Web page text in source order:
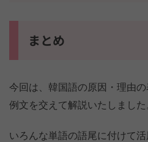
まとめ
今回は、韓国語の原因・理由
例文を交えて解説いたしました
いろんな単語の語尾に付けて